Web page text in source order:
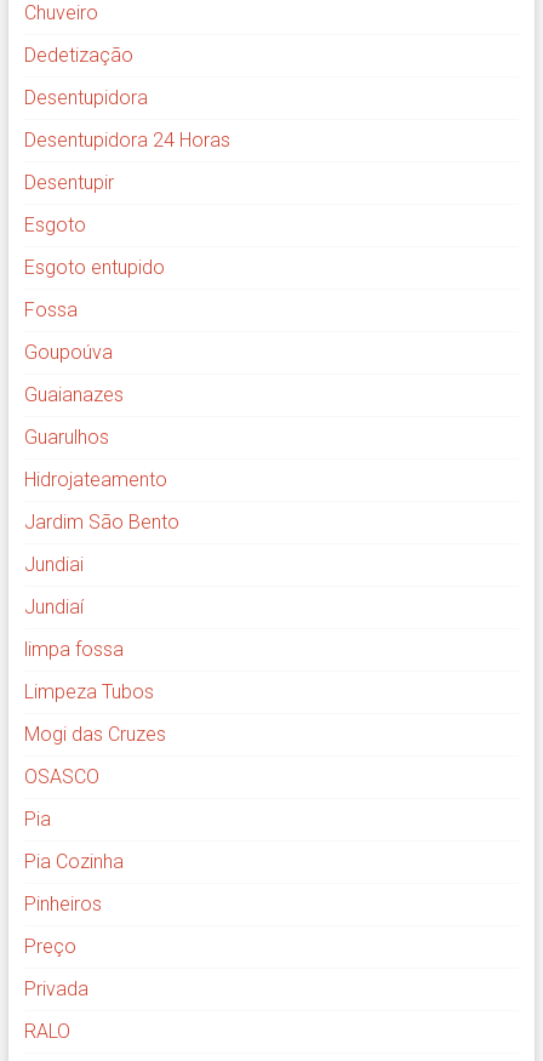
Chuveiro
Dedetização
Desentupidora
Desentupidora 24 Horas
Desentupir
Esgoto
Esgoto entupido
Fossa
Goupoúva
Guaianazes
Guarulhos
Hidrojateamento
Jardim São Bento
Jundiai
Jundiaí
limpa fossa
Limpeza Tubos
Mogi das Cruzes
OSASCO
Pia
Pia Cozinha
Pinheiros
Preço
Privada
RALO